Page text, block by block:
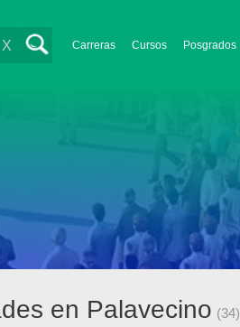
Carreras Cursos Posgrados
X
en Palavecino (34)